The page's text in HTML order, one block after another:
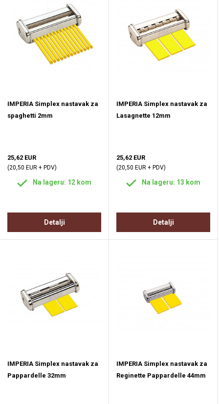
IMPERIA Simplex nastavak za
spaghetti 2mm
25,62 EUR
(20,50 EUR + PDV)
Na lageru: 12 kom
Detalji
IMPERIA Simplex nastavak za
Lasagnette 12mm
25,62 EUR
(20,50 EUR + PDV)
Na lageru: 13 kom
Detalji
IMPERIA Simplex nastavak za
Pappardelle 32mm
IMPERIA Simplex nastavak za
Reginette Pappardelle 44mm